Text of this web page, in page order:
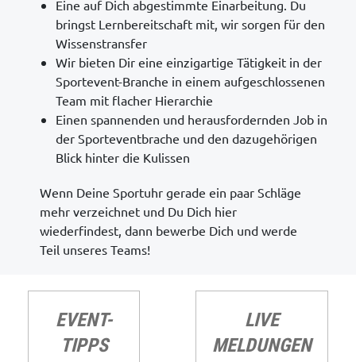
Eine auf Dich abgestimmte Einarbeitung. Du
bringst Lernbereitschaft mit, wir sorgen für den
Wissenstransfer
Wir bieten Dir eine einzigartige Tätigkeit in der
Sportevent-Branche in einem aufgeschlossenen
Team mit flacher Hierarchie
Einen spannenden und herausfordernden Job in
der Sporteventbrache und den dazugehörigen
Blick hinter die Kulissen
Wenn Deine Sportuhr gerade ein paar Schläge
mehr verzeichnet und Du Dich hier
wiederfindest, dann bewerbe Dich und werde
Teil unseres Teams!
EVENT-
TIPPS
LIVE
MELDUNGEN